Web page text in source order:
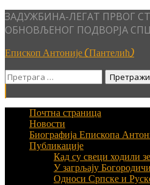
Skip
to
ЗАДУЖБИНА-ЛЕГАТ ПРВОГ
ОБНОВЉЕНОГ ПОДВОРЈА
Епископ Антоније (Пантелић)
Претрага
Почтна страница
Новости
Биографија Епископа
Публикације
Кад су свеци ходили
У загрљају
Односи Српске и